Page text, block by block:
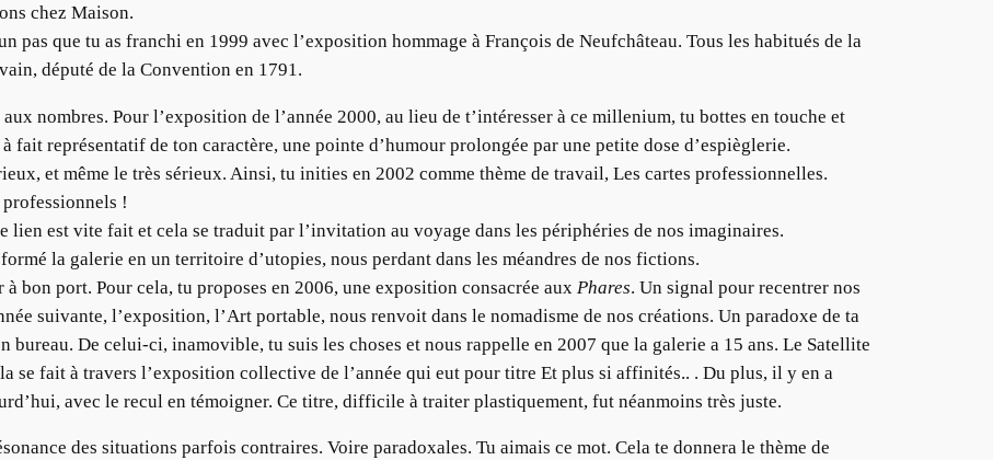
chez Maison.
pas que tu as franchi en 1999 avec l’exposition hommage à François de Neufchâteau. Tous les habitués de la
député de la Convention en 1791.
nombres. Pour l’exposition de l’année 2000, au lieu de t’intéresser à ce millenium, tu bottes en touche et
représentatif de ton caractère, une pointe d’humour prolongée par une petite dose d’espièglerie.
et même le très sérieux. Ainsi, tu inities en 2002 comme thème de travail, Les cartes professionnelles.
professionnels !
lien est vite fait et cela se traduit par l’invitation au voyage dans les périphéries de nos imaginaires.
la galerie en un territoire d’utopies, nous perdant dans les méandres de nos fictions.
bon port. Pour cela, tu proposes en 2006, une exposition consacrée aux Phares. Un signal pour recentrer nos
suivante, l’exposition, l’Art portable, nous renvoit dans le nomadisme de nos créations. Un paradoxe de ta
bureau. De celui-ci, inamovible, tu suis les choses et nous rappelle en 2007 que la galerie a 15 ans. Le Satellite
se fait à travers l’exposition collective de l’année qui eut pour titre Et plus si affinités.. . Du plus, il y en a
avec le recul en témoigner. Ce titre, difficile à traiter plastiquement, fut néanmoins très juste.
des situations parfois contraires. Voire paradoxales. Tu aimais ce mot. Cela te donnera le thème de